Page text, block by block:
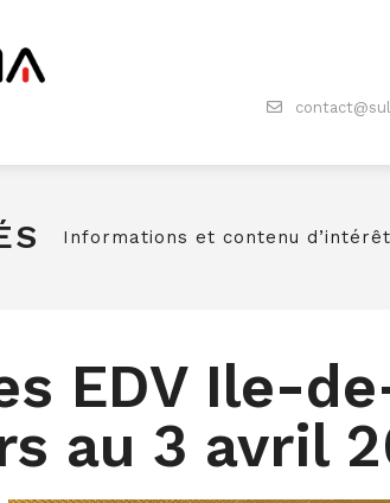
Informations et contenu d’intérêt
EDV Ile-
au 3 avril